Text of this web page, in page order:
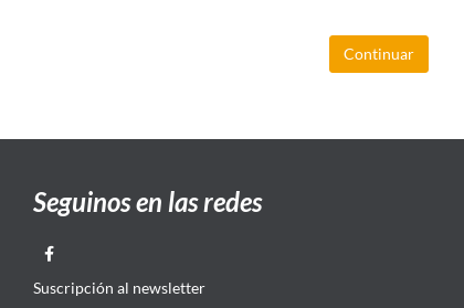
Continuar
Seguinos en las redes
Suscripción al newsletter